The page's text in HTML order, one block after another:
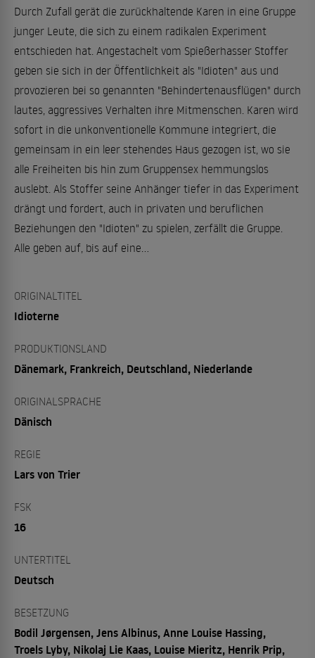
Durch Zufall gerät die zurückhaltende Karen in eine Gruppe
junger Leute, die sich zu einem radikalen Experiment
entschieden hat. Angestachelt vom Spießerhasser Stoffer
geben sie sich in der Öffentlichkeit als "Idioten" aus und
provozieren bei so genannten "Behindertenausflügen" durch
lautes, aggressives Verhalten ihre Mitmenschen. Karen wird
sofort in die unkonventionelle Kommune integriert, die
gemeinsam in ein leer stehendes Haus gezogen ist, wo sie
alle Freiheiten bis hin zum Gruppensex hemmungslos
auslebt. Als Stoffer seine Anhänger tiefer in das Experiment
drängt und fordert, auch in privaten und beruflichen
Beziehungen den "Idioten" zu spielen, zerfällt die Gruppe.
Alle geben auf, bis auf eine...
ORIGINALTITEL
Idioterne
PRODUKTIONSLAND
Dänemark, Frankreich, Deutschland, Niederlande
ORIGINALSPRACHE
Dänisch
REGIE
Lars von Trier
FSK
16
UNTERTITEL
Deutsch
BESETZUNG
Bodil Jørgensen, Jens Albinus, Anne Louise Hassing,
Troels Lyby, Nikolaj Lie Kaas, Louise Mieritz, Henrik Prip,